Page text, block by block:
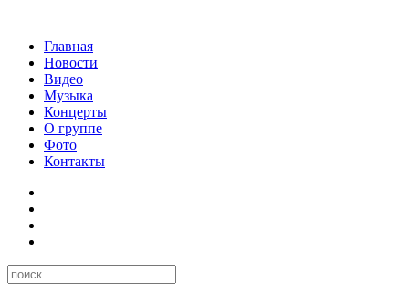
Главная
Новости
Видео
Музыка
Концерты
О группе
Фото
Контакты